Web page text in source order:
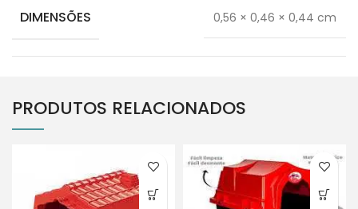
DIMENSÕES 0,56 × 0,46 × 0,44 cm
PRODUTOS RELACIONADOS